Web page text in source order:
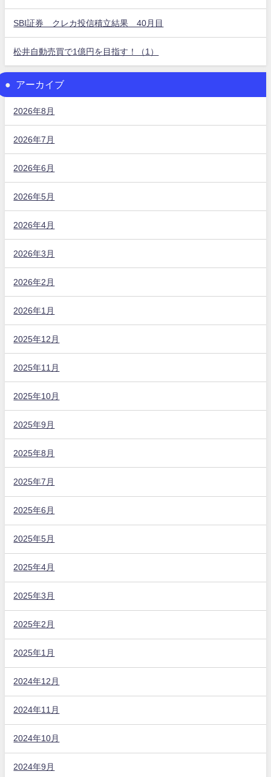
SBI証券 クレカ投信積立結果 40月目
松井自動売買で1億円を目指す！（1）
アーカイブ
2026年8月
2026年7月
2026年6月
2026年5月
2026年4月
2026年3月
2026年2月
2026年1月
2025年12月
2025年11月
2025年10月
2025年9月
2025年8月
2025年7月
2025年6月
2025年5月
2025年4月
2025年3月
2025年2月
2025年1月
2024年12月
2024年11月
2024年10月
2024年9月